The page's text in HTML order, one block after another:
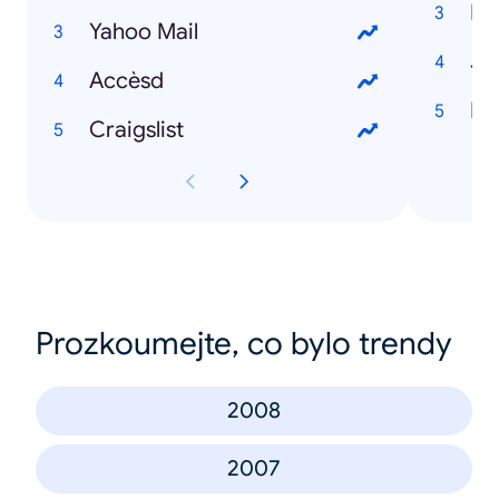
Yahoo Mail
Accèsd
Craigslist
Prozkoumejte, co bylo trendy
2008
2007